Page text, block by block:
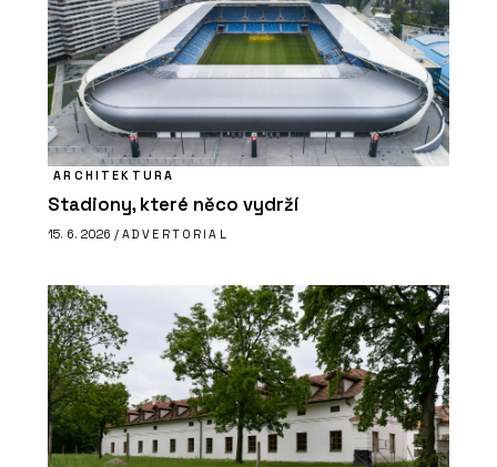
ARCHITEKTURA
Stadiony, které něco vydrží
15. 6. 2026 / ADVERTORIAL